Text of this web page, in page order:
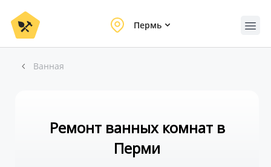
Пермь
Ванная
Ремонт ванных комнат в
Перми